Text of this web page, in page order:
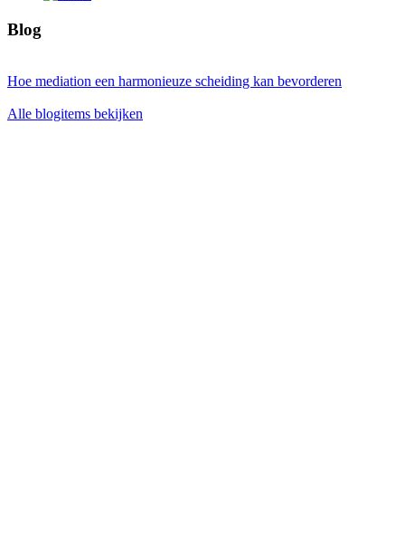
Blog
Hoe mediation een harmonieuze scheiding kan bevorderen
Alle blogitems bekijken